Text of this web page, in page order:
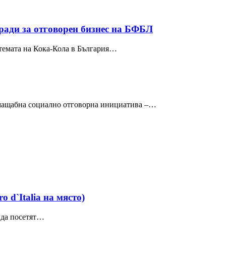
за отговорен бизнес на БФБЛ
на Кока-Кола в България…
социално отговорна инициатива –…
d`Italia на място)
посетят…